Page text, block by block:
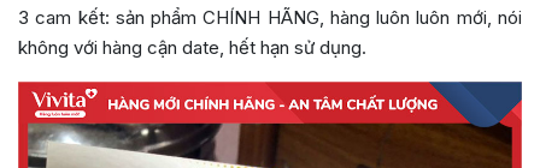
3 cam kết: sản phẩm CHÍNH HÃNG, hàng luôn luôn mới, nói
không với hàng cận date, hết hạn sử dụng.